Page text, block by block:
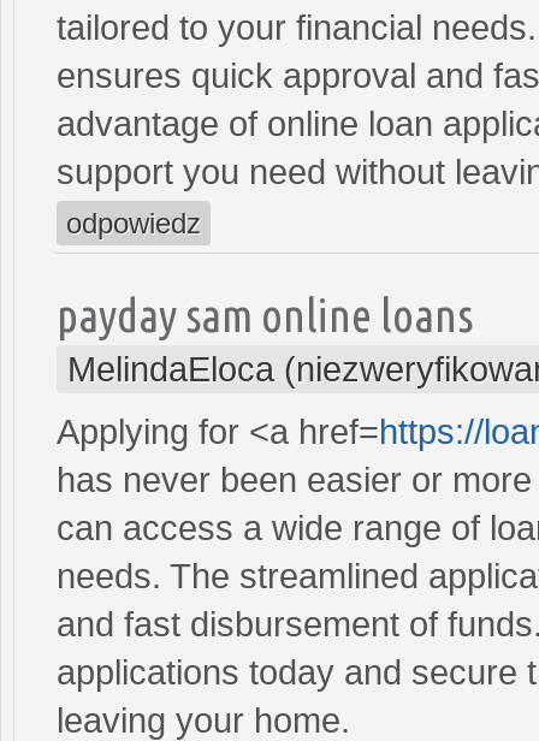
tailored to your financial
ensures quick approval and
advantage of online loan
support you need without
odpowiedz
payday sam online loans
MelindaEloca
Applying for <a href=https://
has never been easier or
can access a wide range of
needs. The streamlined
and fast disbursement of
applications today and secure
leaving your home.